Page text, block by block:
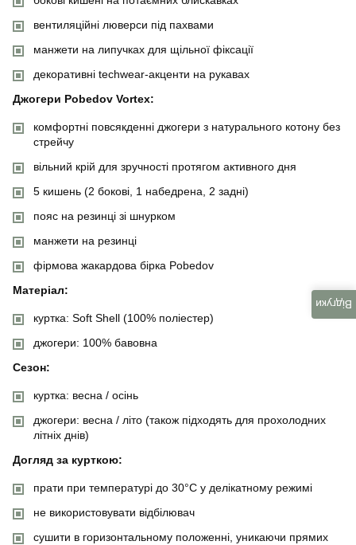
вентиляційні люверси під пахвами
манжети на липучках для щільної фіксації
декоративні techwear-акценти на рукавах
Джогери Pobedov Vortex:
комфортні повсякденні джогери з натурального котону без
стрейчу
вільний крій для зручності протягом активного дня
5 кишень (2 бокові, 1 набедрена, 2 задні)
пояс на резинці зі шнурком
манжети на резинці
фірмова жакардова бірка Pobedov
Матеріал:
куртка: Soft Shell (100% поліестер)
джогери: 100% бавовна
Сезон:
куртка: весна / осінь
джогери: весна / літо (також підходять для прохолодних
літніх днів)
Догляд за курткою:
прати при температурі до 30°C у делікатному режимі
не використовувати відбілювач
сушити в горизонтальному положенні, уникаючи прямих
Відгуки